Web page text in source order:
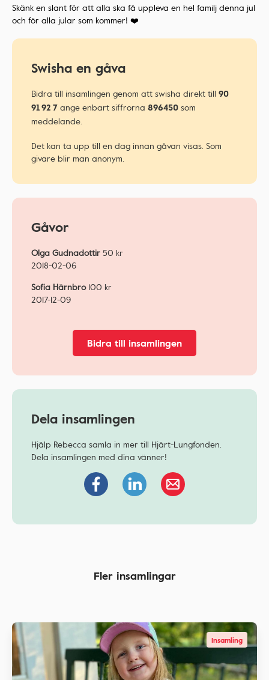
Skänk en slant för att alla ska få uppleva en hel familj denna jul
och för alla jular som kommer! ❤️
Swisha en gåva
Bidra till insamlingen genom att swisha direkt till 90
91 92 7 ange enbart siffrorna 896450 som
meddelande.
Det kan ta upp till en dag innan gåvan visas. Som
givare blir man anonym.
Gåvor
Olga Gudnadottir50 kr
2018-02-06
Sofia Härnbro100 kr
2017-12-09
Bidra till insamlingen
Dela insamlingen
Hjälp Rebecca samla in mer till Hjärt-Lungfonden.
Dela insamlingen med dina vänner!
Fler insamlingar
Insamling